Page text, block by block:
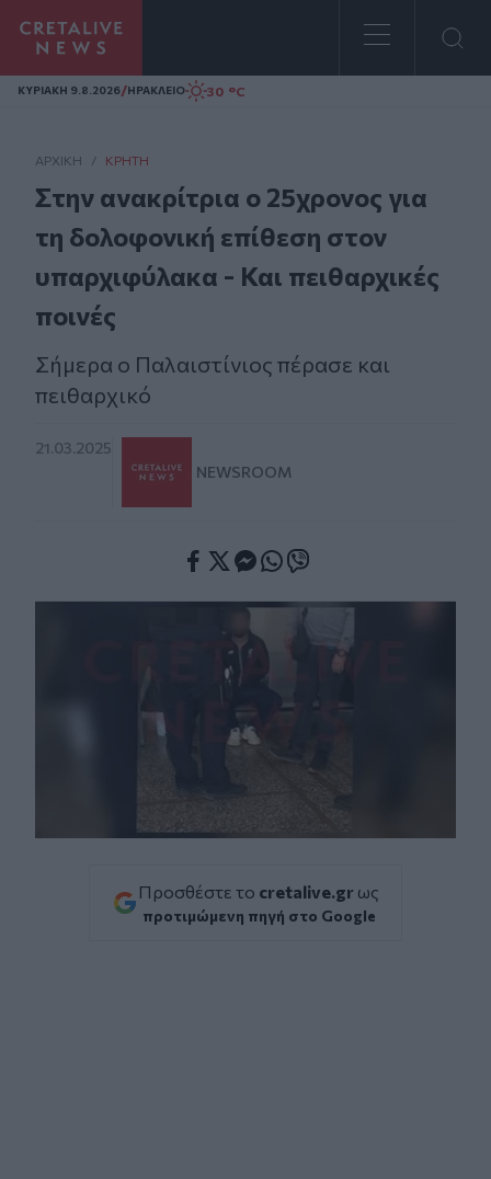
Homepage
ΚΥΡΙΑΚΗ 9.8.2026/ΗΡΑΚΛΕΙΟ 30 °C
ΑΡΧΙΚΗ / ΚΡΉΤΗ
Στην ανακρίτρια ο 25χρονος για
τη δολοφονική επίθεση στον
υπαρχιφύλακα - Και πειθαρχικές
ποινές
Σήμερα ο Παλαιστίνιος πέρασε και
πειθαρχικό
21.03.2025
NEWSROOM
Προσθέστε το cretalive.gr ως
προτιμώμενη πηγή στο Google